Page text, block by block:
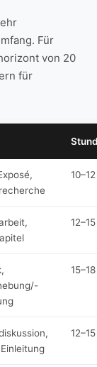
Für
von 20
für